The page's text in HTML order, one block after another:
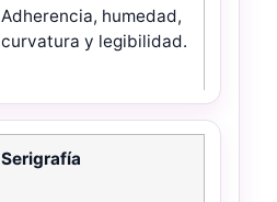
Adherencia, humedad,
curvatura y legibilidad.
Serigrafía